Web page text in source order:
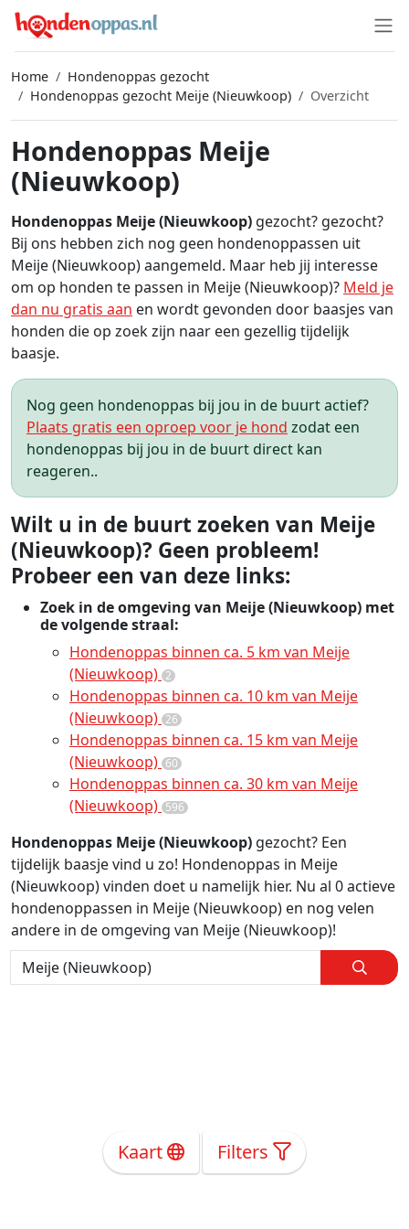
Home
Hondenoppas gezocht
Hondenoppas gezocht Meije (Nieuwkoop)
Overzicht
Hondenoppas Meije
(Nieuwkoop)
Hondenoppas Meije (Nieuwkoop) gezocht? gezocht?
Bij ons hebben zich nog geen hondenoppassen uit
Meije (Nieuwkoop) aangemeld. Maar heb jij interesse
om op honden te passen in Meije (Nieuwkoop)? Meld je
dan nu gratis aan en wordt gevonden door baasjes van
honden die op zoek zijn naar een gezellig tijdelijk
baasje.
Nog geen hondenoppas bij jou in de buurt actief?
Plaats gratis een oproep voor je hond zodat een
hondenoppas bij jou in de buurt direct kan
reageren..
Wilt u in de buurt zoeken van Meije
(Nieuwkoop)? Geen probleem!
Probeer een van deze links:
Zoek in de omgeving van Meije (Nieuwkoop) met
de volgende straal:
Hondenoppas binnen ca. 5 km van Meije
(Nieuwkoop) 2
Hondenoppas binnen ca. 10 km van Meije
(Nieuwkoop) 26
Hondenoppas binnen ca. 15 km van Meije
(Nieuwkoop) 60
Hondenoppas binnen ca. 30 km van Meije
(Nieuwkoop) 596
Hondenoppas Meije (Nieuwkoop) gezocht? Een
tijdelijk baasje vind u zo! Hondenoppas in Meije
(Nieuwkoop) vinden doet u namelijk hier. Nu al 0 actieve
hondenoppassen in Meije (Nieuwkoop) en nog velen
andere in de omgeving van Meije (Nieuwkoop)!
Kaart Filters